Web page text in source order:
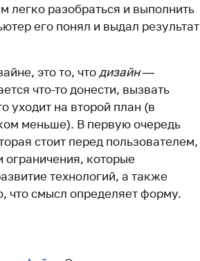
легко разобраться и выполнить
его понял и выдал результат
это то, чтодизайн —
что-то донести, вызвать
уходит на второй план (в
меньше). В первую очередь
стоит перед пользователем,
ограничения, которые
технологий, а также
что смысл определяет форму.